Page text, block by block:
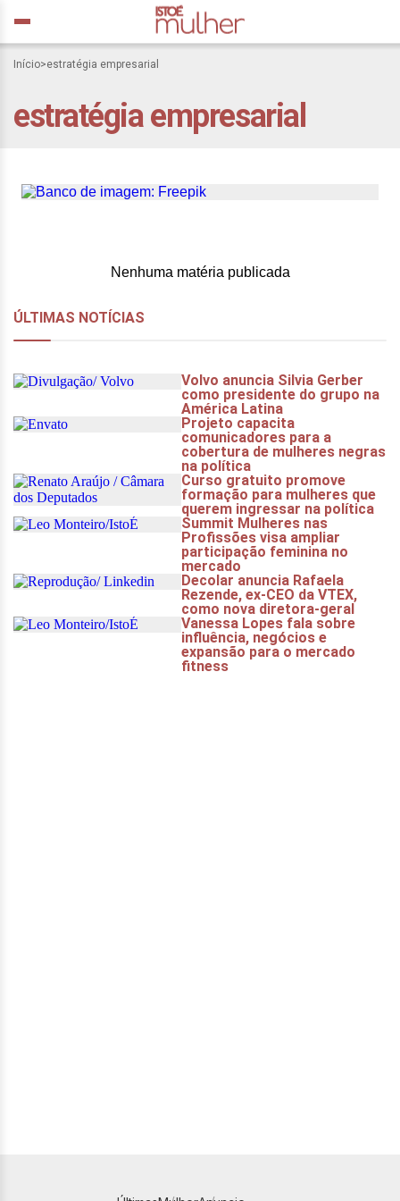
Início>estratégia empresarial
estratégia empresarial
O efeito layoff: como essa
estratégia empresarial
Nenhuma matéria publicada